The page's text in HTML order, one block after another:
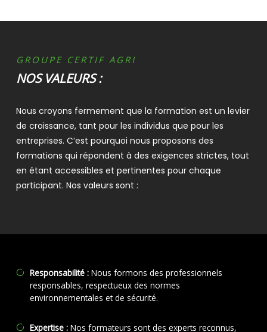
GROUPE CERTIF AGRI
NOS VALEURS :
Nous croyons fermement que la formation est un levier
de croissance, tant pour les individus que pour les
entreprises. C’est pourquoi nous proposons des
formations qui répondent à des exigences strictes, tout
en étant accessibles et pertinentes pour chaque
participant. Nos valeurs sont :
Responsabilité : Nous formons des professionnels
responsables, respectueux des normes
environnementales et de sécurité.
Expertise :Nos formateurs sont des experts reconnus,